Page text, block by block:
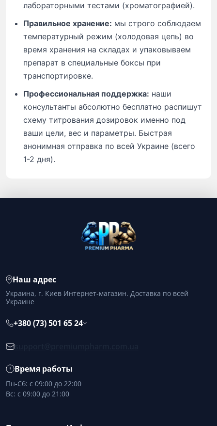
лабораторными тестами (хроматографией).
Правильное хранение: мы строго соблюдаем
температурный режим (холодовая цепь) во
время хранения на складах и упаковываем
препарат в специальные боксы при
транспортировке.
Профессиональная поддержка: наши
консультанты абсолютно бесплатно распишут
схему титрования дозировок именно под
ваши цели, вес и параметры. Быстрая
анонимная отправка по всей Украине (всего
1-2 дня).
Наш адрес
Украина, г. Киев Интернет-магазин. Доставка по всей
Украине
+380 (73) 501 65 24
Время работы
Пн-Сб: с 09:00 до 22:00
Вс: с 09:00 до 21:00